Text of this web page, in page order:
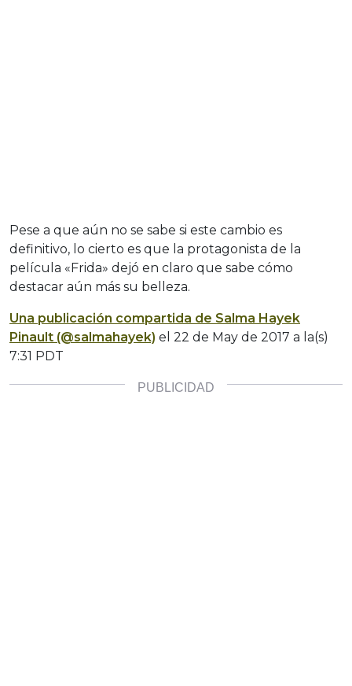
Pese a que aún no se sabe si este cambio es
definitivo, lo cierto es que la protagonista de la
película «Frida» dejó en claro que sabe cómo
destacar aún más su belleza.
Una publicación compartida de Salma Hayek
Pinault (@salmahayek) el 22 de May de 2017 a la(s)
7:31 PDT